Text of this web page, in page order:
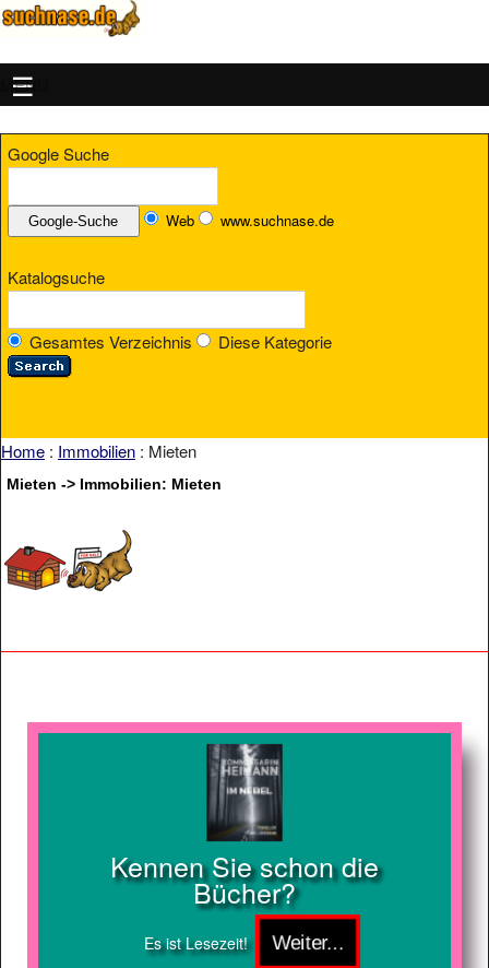
MENU
Google Suche
Web www.suchnase.de
Katalogsuche
Gesamtes Verzeichnis Diese Kategorie
Home : Immobilien : Mieten
Mieten -> Immobilien: Mieten
Kennen Sie schon die
Bücher?
Es ist Lesezeit!